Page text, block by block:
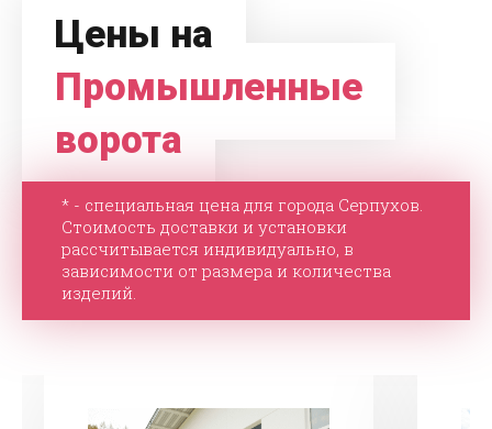
Цены на
Промышленные
ворота
* - специальная цена для города Серпухов.
Стоимость доставки и установки
рассчитывается индивидуально, в
зависимости от размера и количества
изделий.